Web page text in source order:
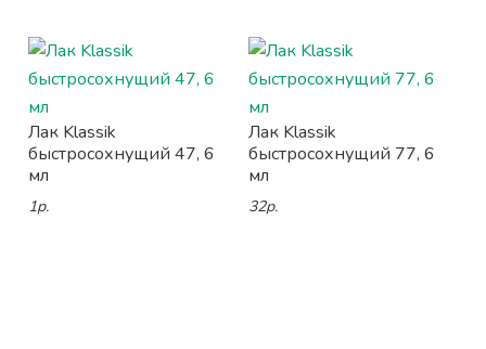
Лак Klassik
быстросохнущий 47, 6
мл
1р.
Лак Klassik
быстросохнущий 77, 6
мл
32р.